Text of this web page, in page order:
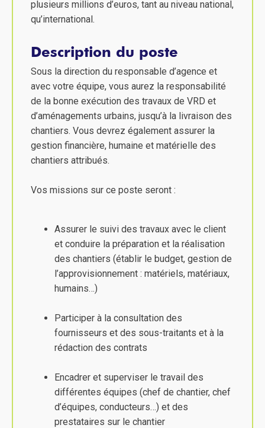
plusieurs millions d’euros, tant au niveau national,
qu’international.
Description du poste
Sous la direction du responsable d’agence et
avec votre équipe, vous aurez la responsabilité
de la bonne exécution des travaux de VRD et
d’aménagements urbains, jusqu’à la livraison des
chantiers. Vous devrez également assurer la
gestion financière, humaine et matérielle des
chantiers attribués.
Vos missions sur ce poste seront :
Assurer le suivi des travaux avec le client
et conduire la préparation et la réalisation
des chantiers (établir le budget, gestion de
l’approvisionnement : matériels, matériaux,
humains…)
Participer à la consultation des
fournisseurs et des sous-traitants et à la
rédaction des contrats
Encadrer et superviser le travail des
différentes équipes (chef de chantier, chef
d’équipes, conducteurs…) et des
prestataires sur le chantier